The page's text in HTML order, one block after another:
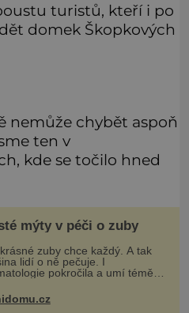
turistů, kteří i po
domek Škopkových
nemůže chybět aspoň
ten v
kde se točilo hned
mýty v péči o zuby
zuby chce každý. A tak
lidí o ně pečuje. I
pokročila a umí téměř
se tradují, nedaří vyvrátit.
Večer místo čištění s